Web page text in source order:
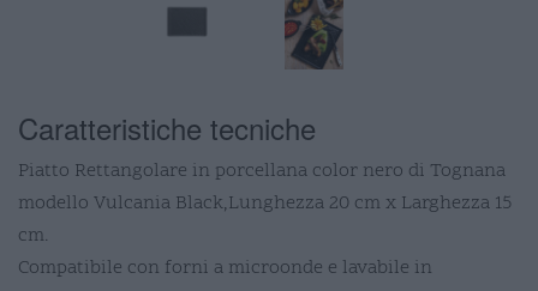
Caratteristiche tecniche
Piatto Rettangolare in porcellana color nero di Tognana
modello Vulcania Black,Lunghezza 20 cm x Larghezza 15
cm.
Compatibile con forni a microonde e lavabile in